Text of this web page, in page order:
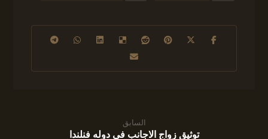
السابق
توثيق زواج الاجانب فى دوله فنلندا